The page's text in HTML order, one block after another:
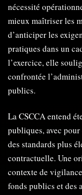
nécessité
mieux maîtriser les
d’anticiper les
pratiques dans un
l’exercice, elle
confrontée
publics.
La CSCCA entend
publiques, avec
des standards plus
contractuelle. Une
contexte de
fonds publics et des